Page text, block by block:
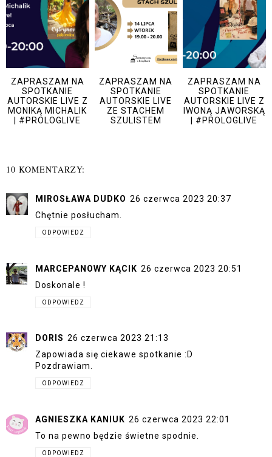
ZAPRASZAM NA
SPOTKANIE
AUTORSKIE LIVE Z
MONIKĄ MICHALIK
| #PROLOGLIVE
ZAPRASZAM NA
SPOTKANIE
AUTORSKIE LIVE
ZE STACHEM
SZULISTEM
ZAPRASZAM NA
SPOTKANIE
AUTORSKIE LIVE Z
IWONĄ JAWORSKĄ
| #PROLOGLIVE
10 KOMENTARZY:
MIROSŁAWA DUDKO 26 czerwca 2023 20:37
Chętnie posłucham.
ODPOWIEDZ
MARCEPANOWY KĄCIK 26 czerwca 2023 20:51
Doskonale !
ODPOWIEDZ
DORIS 26 czerwca 2023 21:13
Zapowiada się ciekawe spotkanie :D
Pozdrawiam.
ODPOWIEDZ
AGNIESZKA KANIUK 26 czerwca 2023 22:01
To na pewno będzie świetne spodnie.
ODPOWIEDZ